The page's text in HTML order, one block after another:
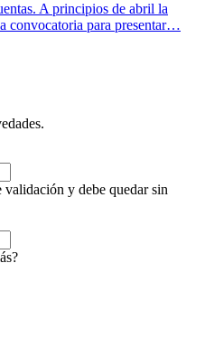
A principios de abril la
convocatoria para presentar…
validación y debe quedar sin